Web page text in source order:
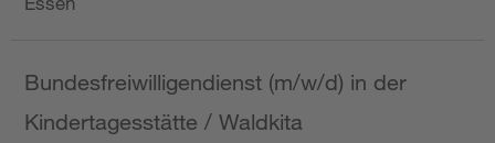
Bundesfreiwilligendienst (m/w/d) in der
Kindertagesstätte / Waldkita